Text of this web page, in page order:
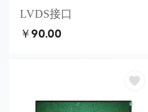
LVDS接口
￥90.00